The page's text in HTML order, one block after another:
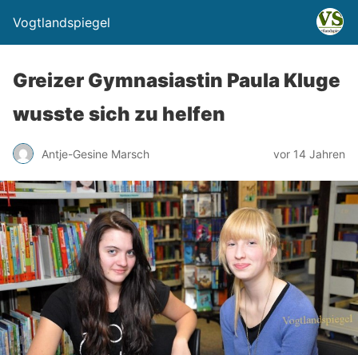
Vogtlandspiegel
Greizer Gymnasiastin Paula Kluge
wusste sich zu helfen
Antje-Gesine Marsch vor 14 Jahren